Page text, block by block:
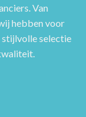
Van
hebben voor
stijlvolle selectie